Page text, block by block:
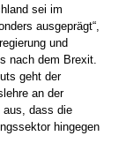
sei im
ausgeprägt“,
und
nach dem Brexit.
geht der
an der
aus, dass die
hingegen